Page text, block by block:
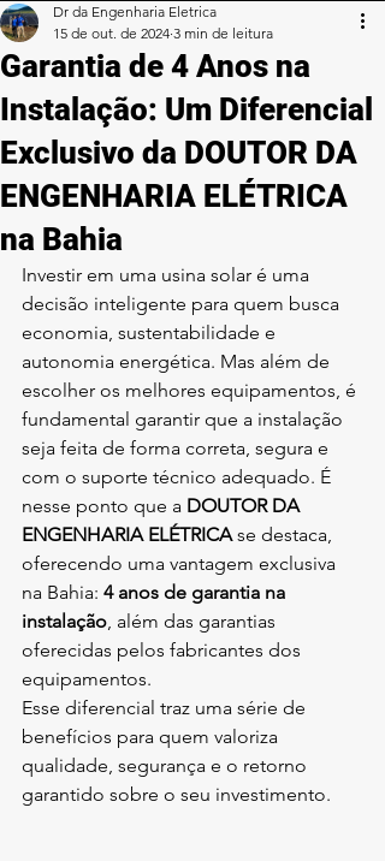
Garantia de 4 Anos na
Instalação: Um Diferencial
Exclusivo da DOUTOR DA
ENGENHARIA ELÉTRICA
na Bahia
Dr da Engenharia Eletrica
15 de out. de 2024 3 min de leitura
Investir em uma usina solar é uma
decisão inteligente para quem busca
economia, sustentabilidade e
autonomia energética. Mas além de
escolher os melhores equipamentos, é
fundamental garantir que a instalação
seja feita de forma correta, segura e
com o suporte técnico adequado. É
nesse ponto que a DOUTOR DA
ENGENHARIA ELÉTRICA se destaca,
oferecendo uma vantagem exclusiva
na Bahia: 4 anos de garantia na
instalação, além das garantias
oferecidas pelos fabricantes dos
equipamentos.
Esse diferencial traz uma série de
benefícios para quem valoriza
qualidade, segurança e o retorno
garantido sobre o seu investimento.